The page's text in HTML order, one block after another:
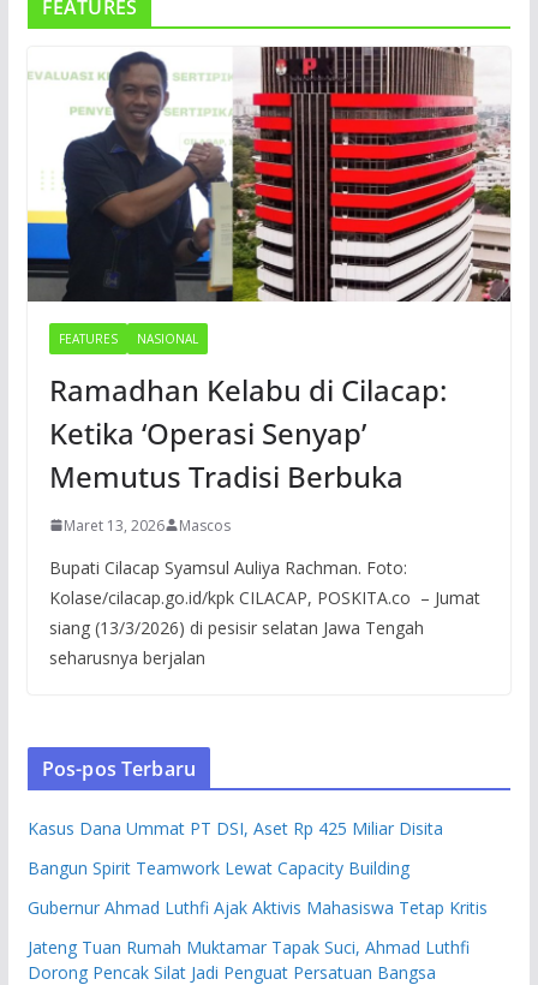
FEATURES
FEATURES NASIONAL
Ramadhan Kelabu di Cilacap:
Ketika ‘Operasi Senyap’
Memutus Tradisi Berbuka
Maret 13, 2026 Mascos
Bupati Cilacap Syamsul Auliya Rachman. Foto:
Kolase/cilacap.go.id/kpk CILACAP, POSKITA.co – Jumat
siang (13/3/2026) di pesisir selatan Jawa Tengah
seharusnya berjalan
Pos-pos Terbaru
Kasus Dana Ummat PT DSI, Aset Rp 425 Miliar Disita
Bangun Spirit Teamwork Lewat Capacity Building
Gubernur Ahmad Luthfi Ajak Aktivis Mahasiswa Tetap Kritis
Jateng Tuan Rumah Muktamar Tapak Suci, Ahmad Luthfi
Dorong Pencak Silat Jadi Penguat Persatuan Bangsa